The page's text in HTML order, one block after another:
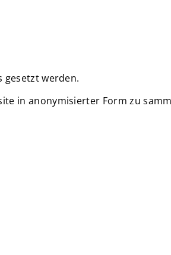
gesetzt werden.
in anonymisierter Form zu